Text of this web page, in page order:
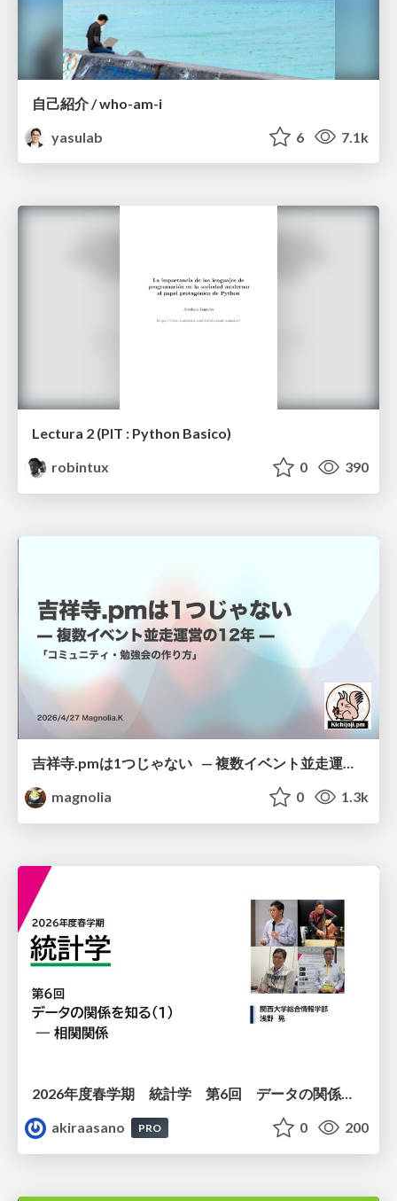
自己紹介 / who-am-i
yasulab
6 7.1k
Lectura 2 (PIT : Python Basico)
robintux
0 390
吉祥寺.pmは1つじゃない — 複数イベント並走運営の12年 —
magnolia
0 1.3k
akiraasano
PRO 0 200